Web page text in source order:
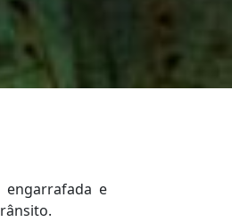
engarrafada e